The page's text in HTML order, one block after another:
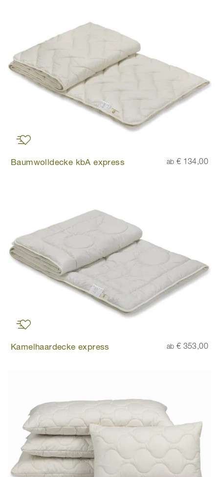
Baumwolldecke kbA express ab € 134,00
Kamelhaardecke express ab € 353,00